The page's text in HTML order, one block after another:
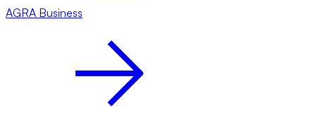
AGRA Business